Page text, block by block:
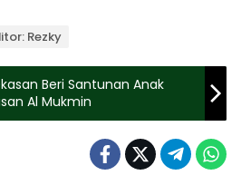
Rezky
Beri Santunan Anak
Al Mukmin